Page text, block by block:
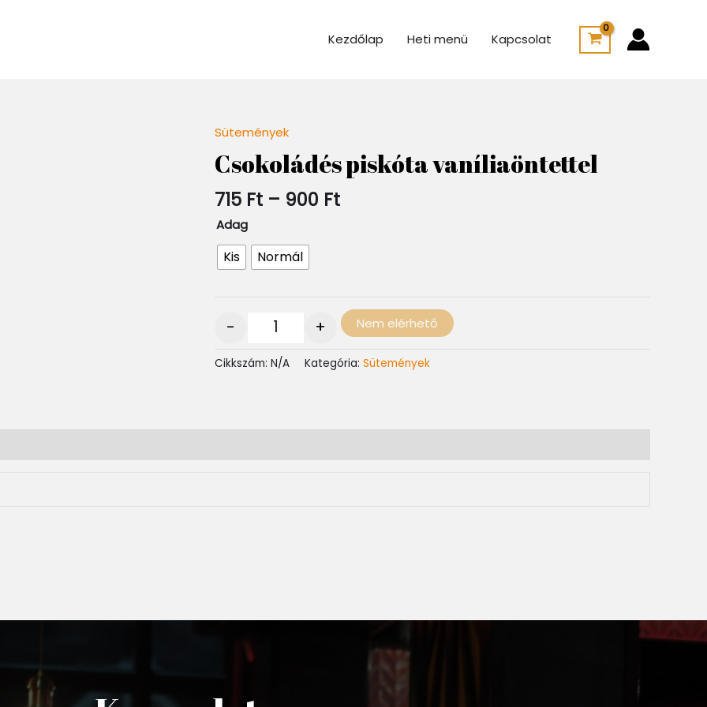
Kezdőlap Heti menü Kapcsolat
Sütemények
Csokoládés piskóta vaníliaöntettel
715 Ft – 900 Ft
715 Ft
-
900 Ft
Adag
Kis Normál
Quantity
- + Nem elérhető
Cikkszám: N/A Kategória: Sütemények